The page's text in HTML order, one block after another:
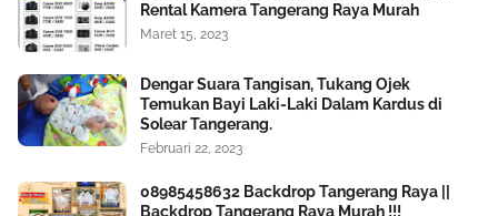
Rental Kamera Tangerang Raya Murah
Maret 15, 2023
Dengar Suara Tangisan, Tukang Ojek
Temukan Bayi Laki-Laki Dalam Kardus di
Solear Tangerang.
Februari 22, 2023
08985458632 Backdrop Tangerang Raya ||
Backdrop Tangerang Raya Murah !!!